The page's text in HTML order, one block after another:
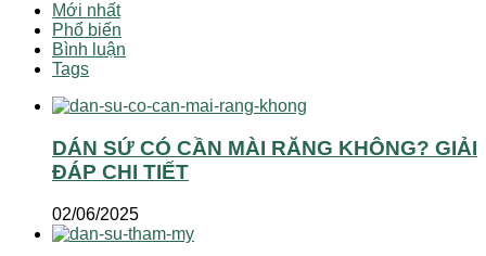
Mới nhất
Phổ biến
Bình luận
Tags
DÁN SỨ CÓ CẦN MÀI RĂNG KHÔNG? GIẢI
ĐÁP CHI TIẾT
02/06/2025